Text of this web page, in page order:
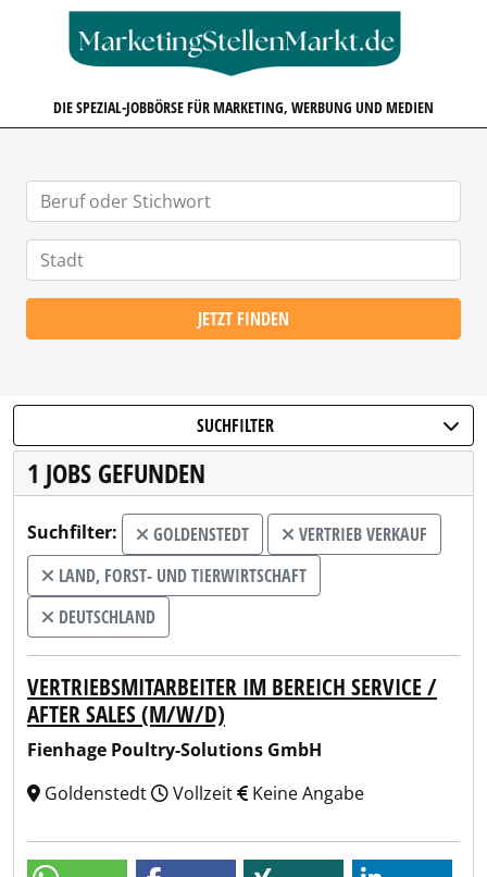
DIE SPEZIAL-JOBBÖRSE FÜR MARKETING, WERBUNG UND MEDIEN
JETZT FINDEN
SUCHFILTER
1 JOBS GEFUNDEN
Suchfilter: GOLDENSTEDT
VERTRIEB VERKAUF
LAND, FORST- UND TIERWIRTSCHAFT
DEUTSCHLAND
VERTRIEBSMITARBEITER IM BEREICH SERVICE /
AFTER SALES (M/W/D)
Fienhage Poultry-Solutions GmbH
Goldenstedt
Vollzeit Keine Angabe